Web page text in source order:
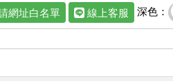
網址白名單 線上客服 深色：